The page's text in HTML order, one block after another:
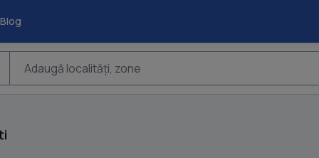
Blog
Adaugă localități, zone